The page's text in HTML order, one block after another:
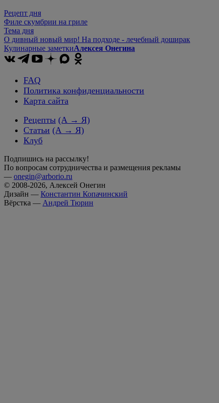
Рецепт дня
Филе скумбрии на гриле
Тема дня
О дивный новый мир! На подходе - лечебный доширак
Кулинарные заметкиАлексея Онегина
FAQ
Политика конфиденциальности
Карта сайта
Рецепты (А → Я)
Статьи (А → Я)
Клуб
Подпишись на рассылку!
По вопросам сотрудничества и размещения рекламы
— onegin@arborio.ru
© 2008-2026, Алексей Онегин
Дизайн — Константин Копачинский
Вёрстка — Андрей Тюрин